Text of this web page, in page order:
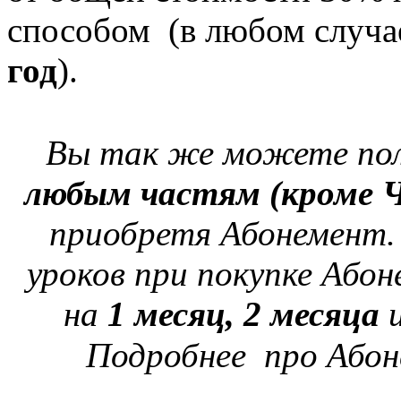
способом (в любом
год).
Вы так же можете
любым частям (кроме
приобретя
уроков при покупке
на 1 месяц, 2 месяца
Подробнее про